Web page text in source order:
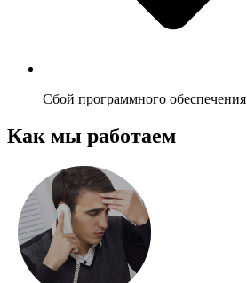
Сбой программного обеспечения
Как мы работаем